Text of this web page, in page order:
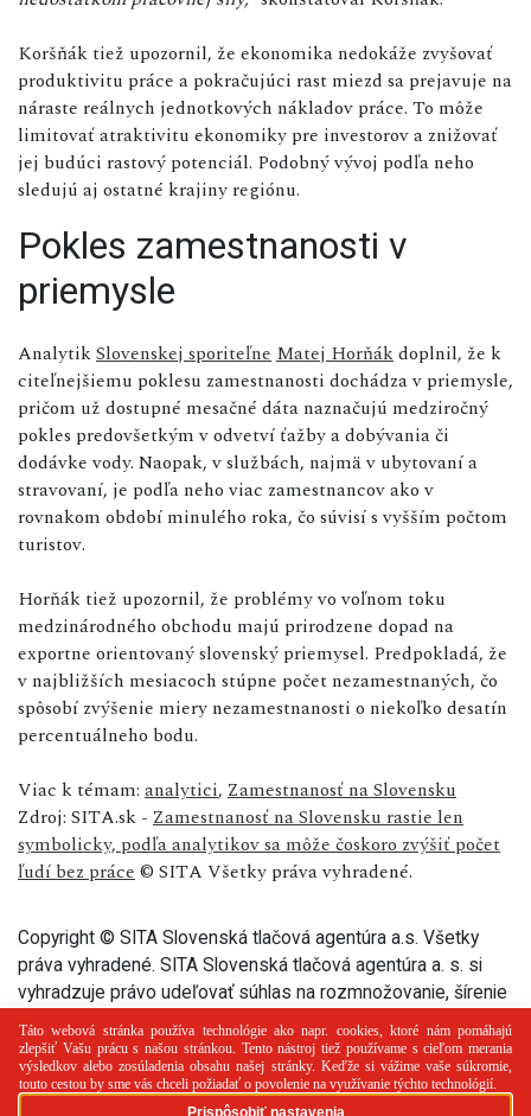
Koršňák tiež upozornil, že ekonomika nedokáže zvyšovať
produktivitu práce a pokračujúci rast miezd sa prejavuje na
náraste reálnych jednotkových nákladov práce. To môže
limitovať atraktivitu ekonomiky pre investorov a znižovať
jej budúci rastový potenciál. Podobný vývoj podľa neho
sledujú aj ostatné krajiny regiónu.
Pokles zamestnanosti v
priemysle
AnalytikSlovenskej sporiteľne Matej Horňákdoplnil, že k
citeľnejšiemu poklesu zamestnanosti dochádza v priemysle,
pričom už dostupné mesačné dáta naznačujú medziročný
pokles predovšetkým v odvetví ťažby a dobývania či
dodávke vody. Naopak, v službách, najmä v ubytovaní a
stravovaní, je podľa neho viac zamestnancov ako v
rovnakom období minulého roka, čo súvisí s vyšším počtom
turistov.
Horňák tiež upozornil, že problémy vo voľnom toku
medzinárodného obchodu majú prirodzene dopad na
exportne orientovaný slovenský priemysel. Predpokladá, že
v najbližších mesiacoch stúpne počet nezamestnaných, čo
spôsobí zvýšenie miery nezamestnanosti o niekoľko desatín
percentuálneho bodu.
Viac k témam: analytici, Zamestnanosť na Slovensku
Zdroj: SITA.sk - Zamestnanosť na Slovensku rastie len
symbolicky, podľa analytikov sa môže čoskoro zvýšiť počet
ľudí bez práce © SITA Všetky práva vyhradené.
Copyright © SITA Slovenská tlačová agentúra a.s. Všetky
práva vyhradené. SITA Slovenská tlačová agentúra a. s. si
vyhradzuje právo udeľovať súhlas na rozmnožovanie, šírenie